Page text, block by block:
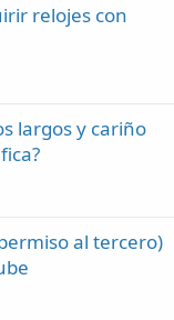
relojes con
largos y cariño
al tercero)